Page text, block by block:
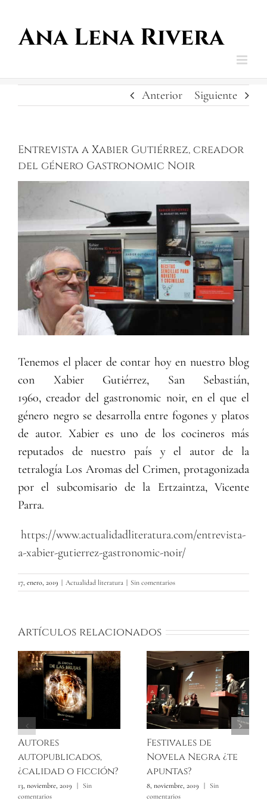
contenido
Anterior Siguiente
Entrevista a Xabier Gutiérrez, creador
del género Gastronomic Noir
más
Tenemos el placer de contar hoy en nuestro blog
con Xabier Gutiérrez, San Sebastián,
1960, creador del gastronomic noir, en el que el
género negro se desarrolla entre fogones y platos
de autor. Xabier es uno de los cocineros más
reputados de nuestro país y el autor de la
tetralogía Los Aromas del Crimen, protagonizada
por el subcomisario de la Ertzaintza, Vicente
Parra.
https://www.actualidadliteratura.com/entrevista-
a-xabier-gutierrez-gastronomic-noir/
17, enero, 2019 | Actualidad literatura | Sin comentarios
Artículos relacionados
Autores
autopublicados,
¿calidad o ficción?
13, noviembre, 2019 | Sin
comentarios
Festivales de
Novela Negra ¿te
apuntas?
8, noviembre, 2019 | Sin
comentarios